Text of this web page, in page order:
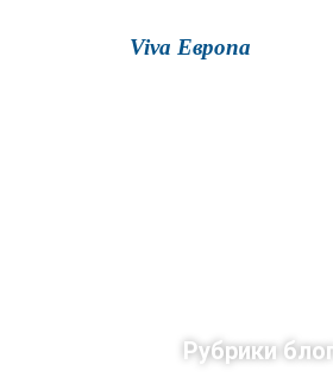
Viva Европа
Рубрики